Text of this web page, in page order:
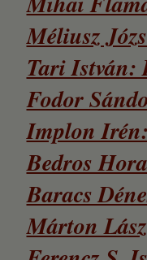
Méliusz
Tari István:
Fodor
Implon
Bedros
Baracs
Márton